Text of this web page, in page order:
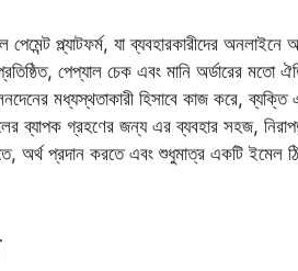
প্ল্যাটফর্ম, যা ব্যবহারকারীদের অনলাইনে
পেপ্যাল ​​চেক এবং মানি অর্ডারের মতো
মধ্যস্থতাকারী হিসাবে কাজ করে,
ব্যাপক গ্রহণের জন্য এর ব্যবহার সহজ,
অর্থ প্রদান করতে এবং শুধুমাত্র একটি ইমেল